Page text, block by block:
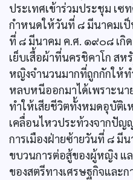
ประเทศเข้าร่วมประชุม เซ
กำหนดให้วันที่ ๘ มีนาคมเป็
ที่ ๘ มีนาคม ค.ศ. ๑๙๐๘ เกิ
เย็บเสื้อผ้าที่นครชิคาโก สห
หญิงจำนวนมากที่ถูกกักให้ท
หลบหนีออกมาได้เพราะน
ทำให้เสียชีวิตทั้งหมดอุบัติเ
เคลื่อนไหวประท้วงจากปั
การเมืองฝ่ายซ้ายวันที่ ๘ มี
ขบวนการต่อสู้ของผู้หญิง แล
ของสตรีทางเศรษฐกิจและ